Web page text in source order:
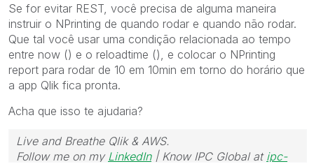
Se for evitar REST, você precisa de alguma maneira
instruir o NPrinting de quando rodar e quando não rodar.
Que tal você usar uma condição relacionada ao tempo
entre now () e o reloadtime (), e colocar o NPrinting
report para rodar de 10 em 10min em torno do horário que
a app Qlik fica pronta.
Acha que isso te ajudaria?
Live and Breathe Qlik & AWS.
Follow me on my LinkedIn| Know IPC Global at ipc-